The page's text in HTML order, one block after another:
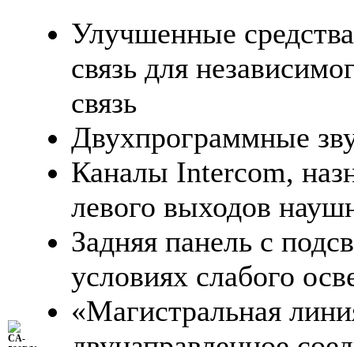
Улучшенные
связь для
связь
Двухпрограммные
Каналы Intercom,
левого выходов
Задняя панель с
условиях слабого
«Магистральная